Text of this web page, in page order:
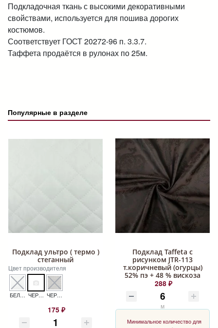
Подкладочная ткань с высокими декоративными
свойствами, используется для пошива дорогих
костюмов.
Соответствует ГОСТ 20272-96 п. 3.3.7.
Таффета продаётся в рулонах по 25м.
Популярные в разделе
Подклад ультро ( термо )
стеганный
Цвет производителя
БЕЛЫЙ УЛЬТРА СТЕЖКА ЧЕРНЫЙ КРУПНАЯ УЛЬТРА СТЕЖКА ЧЕРНЫЙ МЕЛКАЯ УЛЬТРА СТЕЖКА
175 ₽
Подклад Taffeta с
рисунком JTR-113
т.коричневый (огурцы)
52% пэ + 48 % вискоза
288 ₽
м
Минимальное количество для